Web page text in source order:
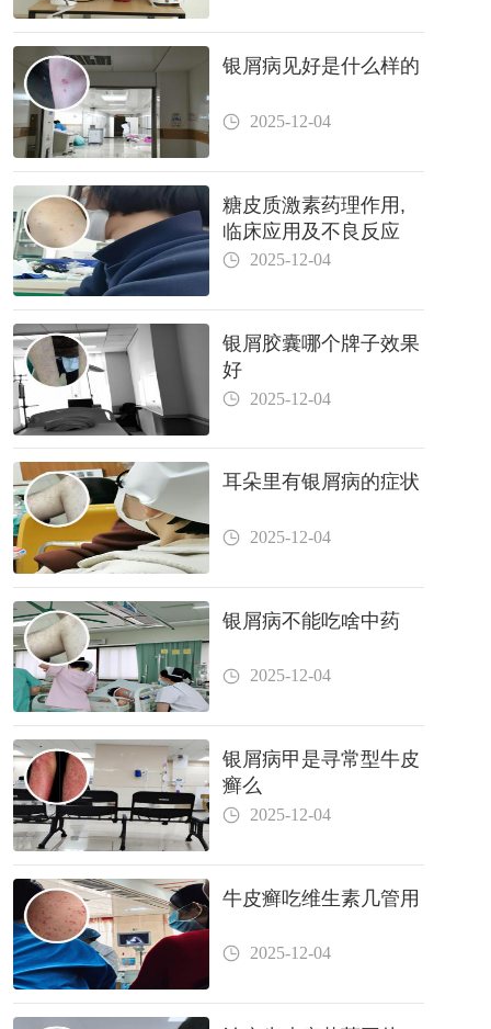
银屑病见好是什么样的
2025-12-04
糖皮质激素药理作用,
临床应用及不良反应
2025-12-04
银屑胶囊哪个牌子效果
好
2025-12-04
耳朵里有银屑病的症状
2025-12-04
银屑病不能吃啥中药
2025-12-04
银屑病甲是寻常型牛皮
癣么
2025-12-04
牛皮癣吃维生素几管用
2025-12-04